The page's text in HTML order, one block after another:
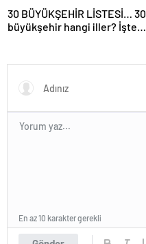
30 BÜYÜKŞEHİR LİSTESİ… 30
büyükşehir hangi iller? İşte
En az 10 karakter gerekli